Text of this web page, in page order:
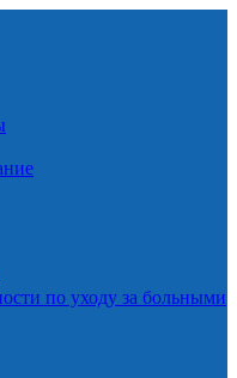
по уходу за больными